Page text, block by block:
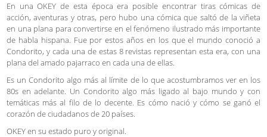
En una OKEY de esta época era posible encontrar tiras cómicas de
acción, aventuras y otras, pero hubo una cómica que saltó de la viñeta
en una plana para convertirse en el fenómeno ilustrado más importante
de habla hispana. Fue por estos años en los que el mundo conoció a
Condorito, y cada una de estas 8 revistas representan esta era, con una
plana del amado pajarraco en cada una de ellas.
Es un Condorito algo más al límite de lo que acostumbramos ver en los
80s en adelante. Un Condorito algo más ligado al bajo mundo y con
temáticas más al filo de lo decente. Es cómo nació y cómo se ganó el
corazón de ciudadanos de 20 países.
OKEY en su estado puro y original.